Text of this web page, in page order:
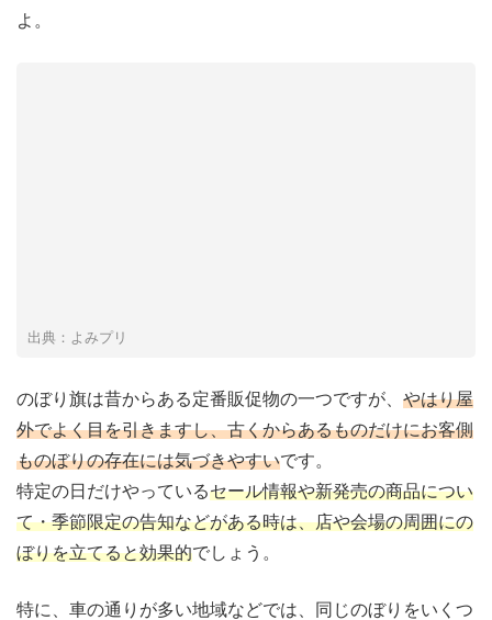
よ。
出典：よみプリ
のぼり旗は昔からある定番販促物の一つですが、 やはり屋
外でよく目を引きますし、古くからあるものだけにお客側
ものぼりの存在には気づきやすいです。
特定の日だけやっているセール情報や新発売の商品につい
て・季節限定の告知などがある時は、店や会場の周囲にの
ぼりを立てると効果的でしょう。
特に、車の通りが多い地域などでは、同じのぼりをいくつ